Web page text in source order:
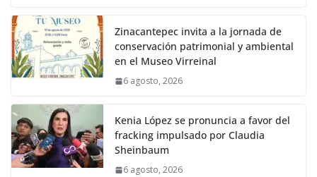
Zinacantepec invita a la jornada de
conservación patrimonial y ambiental
en el Museo Virreinal
6 agosto, 2026
Kenia López se pronuncia a favor del
fracking impulsado por Claudia
Sheinbaum
6 agosto, 2026